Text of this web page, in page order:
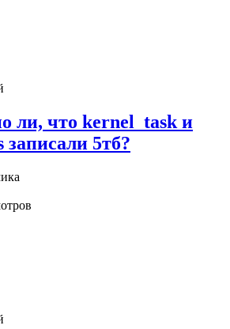
ли, что kernel_task и
записали 5тб?